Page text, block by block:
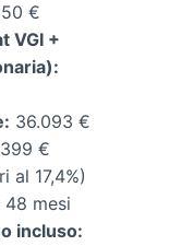
€
VGI +
36.093 €
399 €
al 17,4%)
48 mesi
incluso: